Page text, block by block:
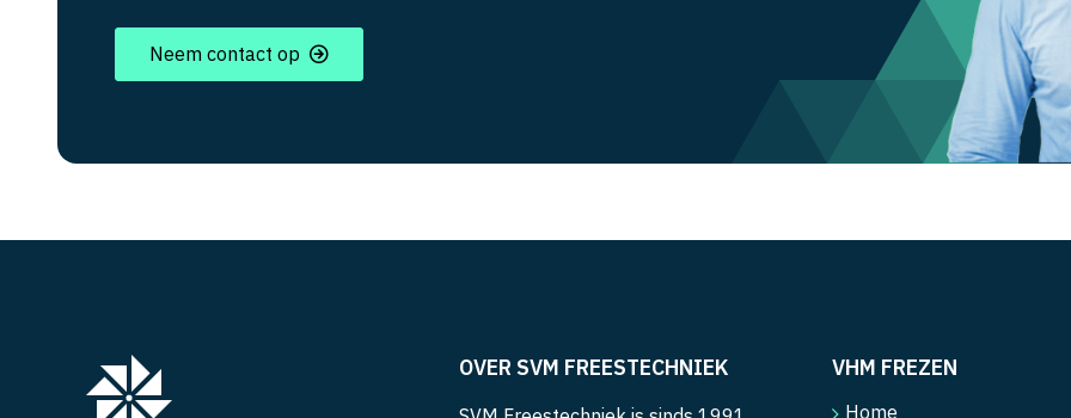
Neem contact op
OVER SVM FREESTECHNIEK VHM FREZEN
Home